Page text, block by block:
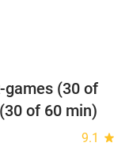
49%
games (30 of
of 60 min)
9.1 star